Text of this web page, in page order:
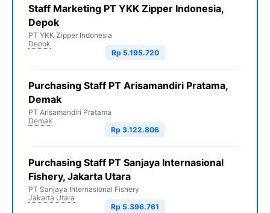
Staff Marketing PT YKK Zipper Indonesia,
Depok
PT YKK Zipper Indonesia
Depok
Rp 5.195.720
Purchasing Staff PT Arisamandiri Pratama,
Demak
PT Arisamandiri Pratama
Demak
Rp 3.122.806
Purchasing Staff PT Sanjaya Internasional
Fishery, Jakarta Utara
PT Sanjaya Internasional Fishery
Jakarta Utara
Rp 5.396.761